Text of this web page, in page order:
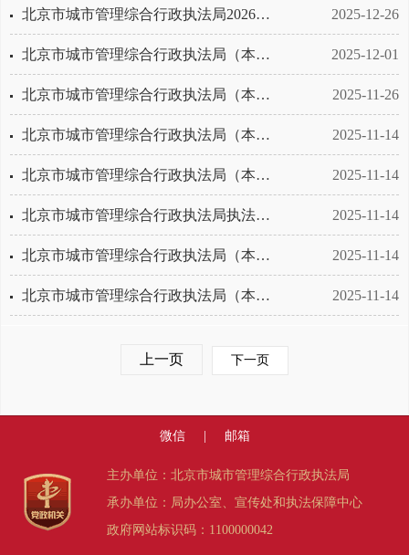
北京市城市管理综合行政执法局2026年2至2月政府采购意向 2025-12-26
北京市城市管理综合行政执法局（本级）2026年3至3月政府采购意向 2025-12-01
北京市城市管理综合行政执法局（本级）2026年1至1月政府采购意向 2025-11-26
北京市城市管理综合行政执法局（本级）2025年12至12月政府采购意向(综合事务运转服务) 2025-11-14
北京市城市管理综合行政执法局（本级）2025年12至12月政府采购意向(驻地物业管理服务) 2025-11-14
北京市城市管理综合行政执法局执法保障中心2025年12至12月政府采购意向(北京城管重点公共区域高清摄像机运行维护) 2025-11-14
北京市城市管理综合行政执法局（本级）2025年12至12月政府采购意向(驻地安保服务) 2025-11-14
北京市城市管理综合行政执法局（本级）2025年12至12月政府采购意向(装备运行综合服务) 2025-11-14
上一页 下一页
微信 邮箱
主办单位：北京市城市管理综合行政执法局
承办单位：局办公室、宣传处和执法保障中心
政府网站标识码：1100000042